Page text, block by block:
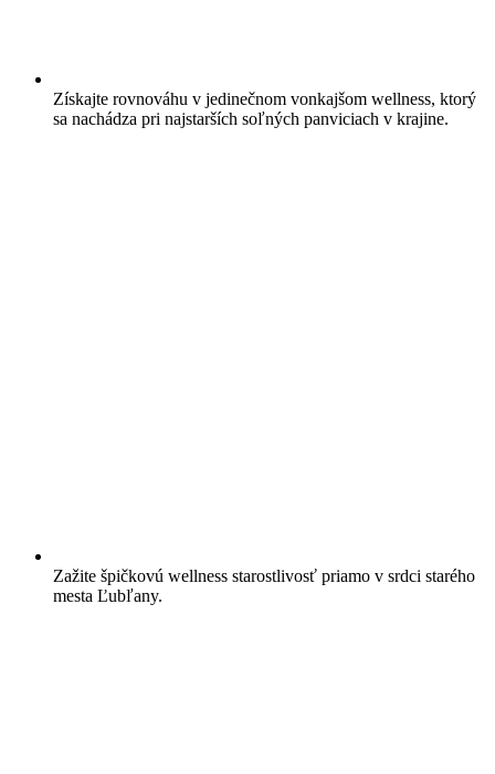
Získajte rovnováhu v jedinečnom vonkajšom wellness, ktorý
sa nachádza pri najstarších soľných panviciach v krajine.
Zažite špičkovú wellness starostlivosť priamo v srdci starého
mesta Ľubľany.